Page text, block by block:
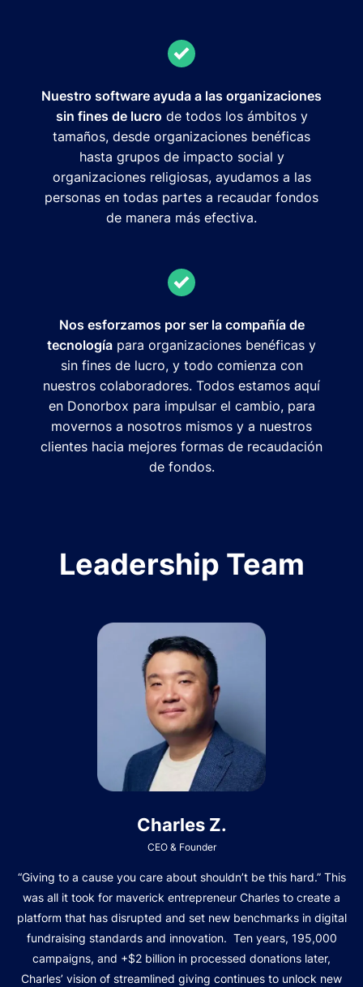
Nuestro software ayuda a las organizaciones
sin fines de lucro de todos los ámbitos y
tamaños, desde organizaciones benéficas
hasta grupos de impacto social y
organizaciones religiosas, ayudamos a las
personas en todas partes a recaudar fondos
de manera más efectiva.
Nos esforzamos por ser la compañía de
tecnología para organizaciones benéficas y
sin fines de lucro, y todo comienza con
nuestros colaboradores. Todos estamos aquí
en Donorbox para impulsar el cambio, para
movernos a nosotros mismos y a nuestros
clientes hacia mejores formas de recaudación
de fondos.
Leadership Team
Charles Z.
CEO & Founder
“Giving to a cause you care about shouldn’t be this hard.” This
was all it took for maverick entrepreneur Charles to create a
platform that has disrupted and set new benchmarks in digital
fundraising standards and innovation. Ten years, 195,000
campaigns, and +$2 billion in processed donations later,
Charles’ vision of streamlined giving continues to unlock new